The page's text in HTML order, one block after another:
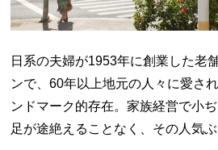
日系の夫婦が1953年に創業した老
ンで、60年以上地元の人々に愛さ
ンドマーク的存在。家族経営で小
足が途絶えることなく、その人気ぶ